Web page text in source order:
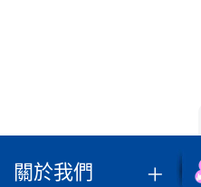
關於我們 我們